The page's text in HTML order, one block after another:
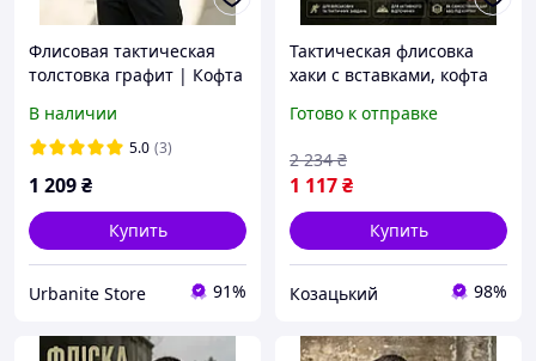
Флисовая тактическая
толстовка графит | Кофта
военная с длинным
рукавом Флиска
В наличии
5.0 (3)
1 209₴
Купить
Urbanite Store 91%
Тактическая флисовка
хаки с вставками, кофта
армейская мужская
Готово к отправке
1 117₴
2 234 ₴
Купить
Козацький 98%